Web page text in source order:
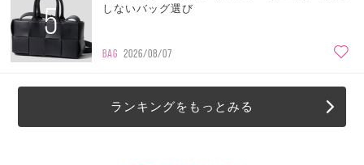
5
しないバッグ選び
BAG 2026/08/07
ランキングをもっとみる